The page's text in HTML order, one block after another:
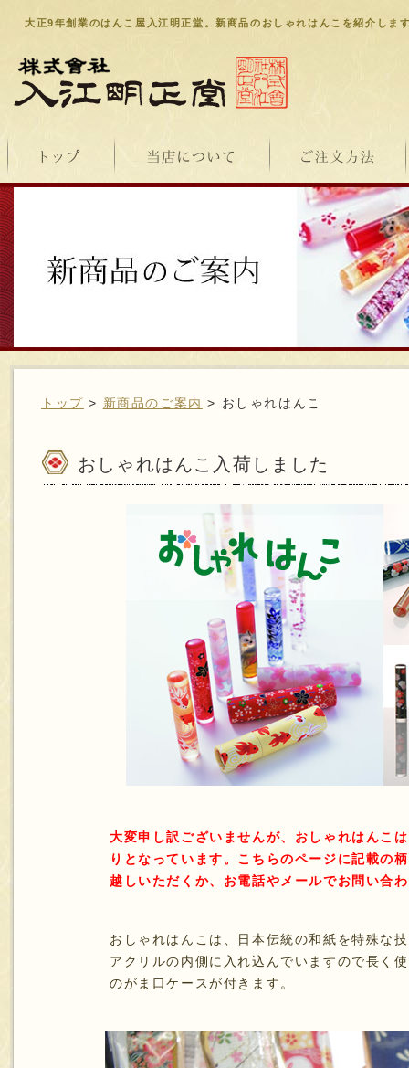
大正9年創業のはんこ屋入江明正堂。新商品のおしゃれはんこを紹介しま
トップ > 新商品のご案内 > おしゃれはんこ
おしゃれはんこ入荷しました
大変申し訳ございませんが、おしゃれはんこ
りとなっています。こちらのページに記載の
越しいただくか、お電話やメールでお問い合
おしゃれはんこは、日本伝統の和紙を特殊な
アクリルの内側に入れ込んでいますので長く
のがま口ケースが付きます。